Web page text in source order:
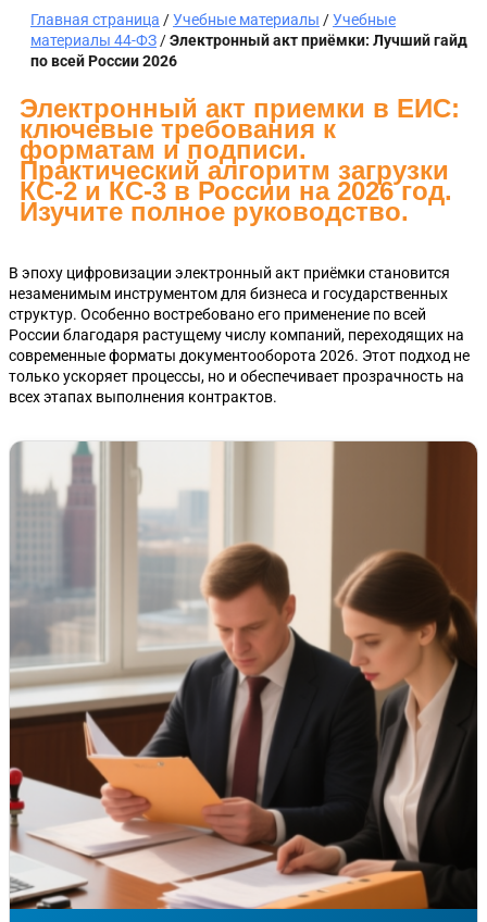
Главная страница /Учебные материалы /Учебные
материалы 44-ФЗ /Электронный акт приёмки: Лучший гайд
по всей России 2026
Электронный акт приемки в ЕИС:
ключевые требования к
форматам и подписи.
Практический алгоритм загрузки
КС-2 и КС-3 в России на 2026 год.
Изучите полное руководство.
В эпоху цифровизации электронный акт приёмки становится
незаменимым инструментом для бизнеса и государственных
структур. Особенно востребовано его применение по всей
России благодаря растущему числу компаний, переходящих на
современные форматы документооборота 2026. Этот подход не
только ускоряет процессы, но и обеспечивает прозрачность на
всех этапах выполнения контрактов.